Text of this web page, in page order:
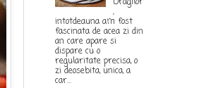
,
intotdeauna am fost
fascinata de acea zi din
an care apare si
dispare cu o
regularitate precisa, o
zi deosebita, unica, a
car...